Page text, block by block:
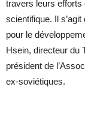
travers leurs efforts
scientifique. Il
pour le
Hsein, directeur du
président de
ex-soviétiques.